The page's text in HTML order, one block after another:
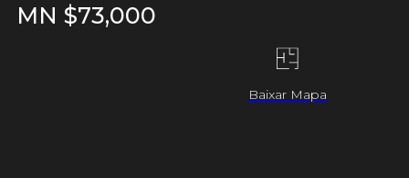
MN $73,000
Baixar Mapa